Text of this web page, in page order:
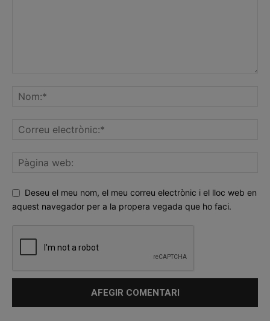
Deseu el meu nom, el meu correu electrònic i el lloc web en
aquest navegador per a la propera vegada que ho faci.